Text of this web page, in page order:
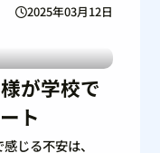
2025年03月12日
が学校で
ト
じる不安は、